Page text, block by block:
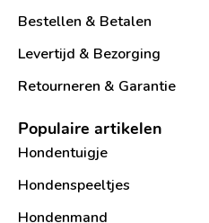
Bestellen & Betalen
Levertijd & Bezorging
Retourneren & Garantie
Populaire artikelen
Hondentuigje
Hondenspeeltjes
Hondenmand